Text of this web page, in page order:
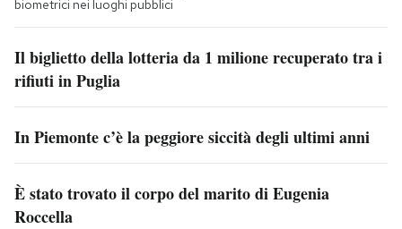
biometrici nei luoghi pubblici
Il biglietto della lotteria da 1 milione recuperato tra i
rifiuti in Puglia
In Piemonte c’è la peggiore siccità degli ultimi anni
È stato trovato il corpo del marito di Eugenia
Roccella